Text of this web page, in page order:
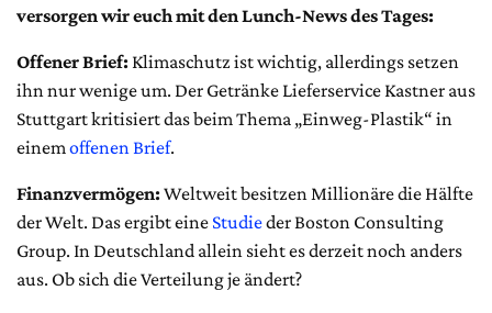
versorgen wir euch mit den Lunch-News des Tages:
Offener Brief: Klimaschutz ist wichtig, allerdings setzen
ihn nur wenige um. Der Getränke Lieferservice Kastner aus
Stuttgart kritisiert das beim Thema „Einweg-Plastik“ in
einemoffenen Brief.
Finanzvermögen:Weltweit besitzen Millionäre die Hälfte
der Welt. Das ergibt eine Studieder Boston Consulting
Group. In Deutschland allein sieht es derzeit noch anders
aus. Ob sich die Verteilung je ändert?